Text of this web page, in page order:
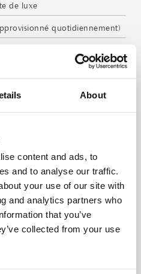
About
content and ads, to
and to analyse our traffic.
your use of our site with
and analytics partners who
that you’ve
collected from your use
de luxe
quotidiennement)
quotidiennement)
LA SUITE